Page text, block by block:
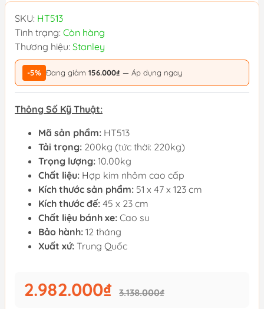
SKU: HT513
Tình trạng: Còn hàng
Thương hiệu: Stanley
-5% Đang giảm 156.000₫ — Áp dụng ngay
Thông Số Kỹ Thuật:
Mã sản phẩm: HT513
Tải trọng: 200kg (tức thời: 220kg)
Trọng lượng: 10.00kg
Chất liệu: Hợp kim nhôm cao cấp
Kích thước sản phẩm: 51 x 47 x 123 cm
Kích thước đế: 45 x 23 cm
Chất liệu bánh xe: Cao su
Bảo hành: 12 tháng
Xuất xứ: Trung Quốc
2.982.000₫ 3.138.000₫